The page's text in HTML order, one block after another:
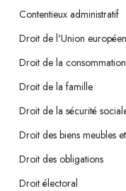
Contentieux administratif
Droit de l'Union
Droit de la consommation
Droit de la famille
Droit de la sécurité
Droit des biens meubles
Droit des obligations
Droit électoral